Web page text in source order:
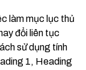
làm mục lục thủ
đổi liên tục
sử dụng tính
1, Heading